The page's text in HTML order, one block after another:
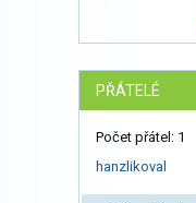
PŘÁTELÉ
Počet přátel: 1
hanzlikoval